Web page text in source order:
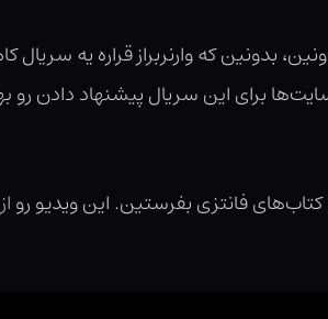
بدونین که وارنربراز قراره یه سریال
برای این سریال پیشنهاد دادن
فانتزی بفرستین. این ویدیو رو